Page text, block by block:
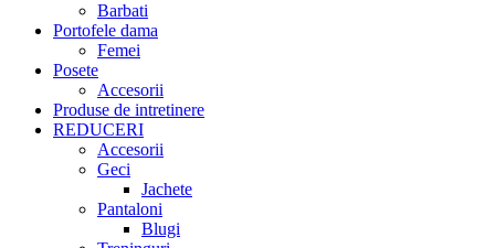
Barbati
Portofele dama
Femei
Posete
Accesorii
Produse de intretinere
REDUCERI
Accesorii
Geci
Jachete
Pantaloni
Blugi